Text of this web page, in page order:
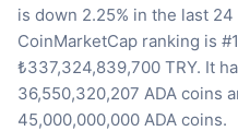
is down 2.25% in the last 24
CoinMarketCap ranking is
₺337,324,839,700 TRY. It
36,550,320,207 ADA coins
45,000,000,000 ADA coins.